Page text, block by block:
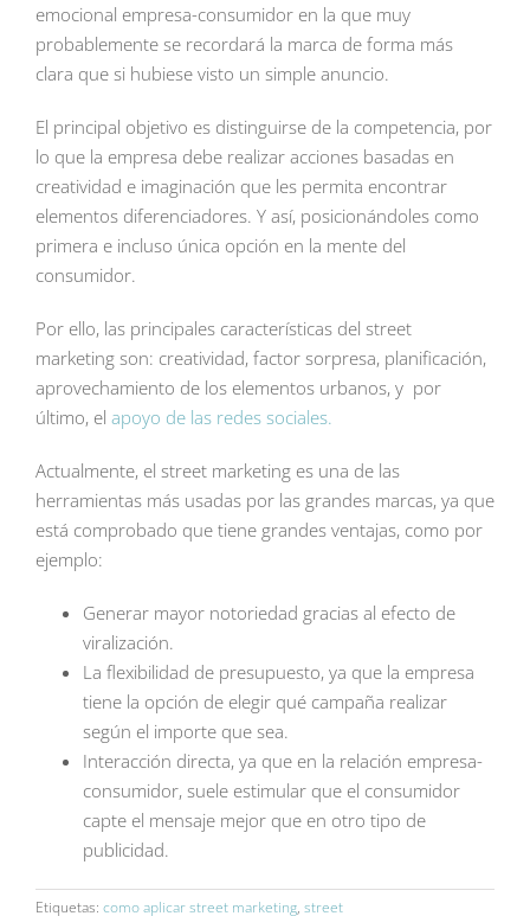
emocional empresa-consumidor en la que muy
probablemente se recordará la marca de forma más
clara que si hubiese visto un simple anuncio.
El principal objetivo es distinguirse de la competencia, por
lo que la empresa debe realizar acciones basadas en
creatividad e imaginación que les permita encontrar
elementos diferenciadores. Y así, posicionándoles como
primera e incluso única opción en la mente del
consumidor.
Por ello, las principales características del street
marketing son: creatividad, factor sorpresa, planificación,
aprovechamiento de los elementos urbanos, y por
último, el apoyo de las redes sociales.
Actualmente, el street marketing es una de las
herramientas más usadas por las grandes marcas, ya que
está comprobado que tiene grandes ventajas, como por
ejemplo:
Generar mayor notoriedad gracias al efecto de
viralización.
La flexibilidad de presupuesto, ya que la empresa
tiene la opción de elegir qué campaña realizar
según el importe que sea.
Interacción directa, ya que en la relación empresa-
consumidor, suele estimular que el consumidor
capte el mensaje mejor que en otro tipo de
publicidad.
Etiquetas: como aplicar street marketing, street